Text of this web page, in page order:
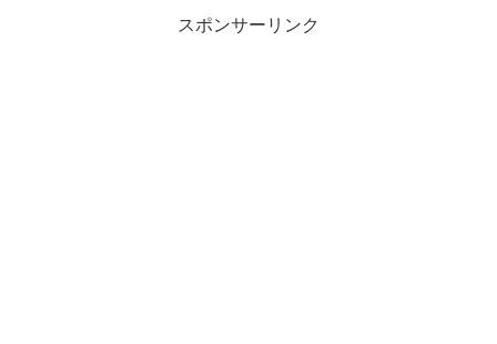
スポンサーリンク